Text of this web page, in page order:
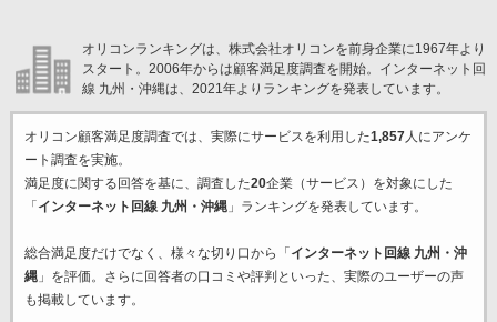
オリコンランキングは、株式会社オリコンを前身企業に1967年より
スタート。2006年からは顧客満足度調査を開始。インターネット回
線 九州・沖縄は、2021年よりランキングを発表しています。
オリコン顧客満足度調査では、実際にサービスを利用した1,857人にアンケ
ート調査を実施。
満足度に関する回答を基に、調査した20企業（サービス）を対象にした
「 インターネット回線 九州・沖縄」ランキングを発表しています。
総合満足度だけでなく、様々な切り口から「 インターネット回線 九州・沖
縄」を評価。さらに回答者の口コミや評判といった、実際のユーザーの声
も掲載しています。